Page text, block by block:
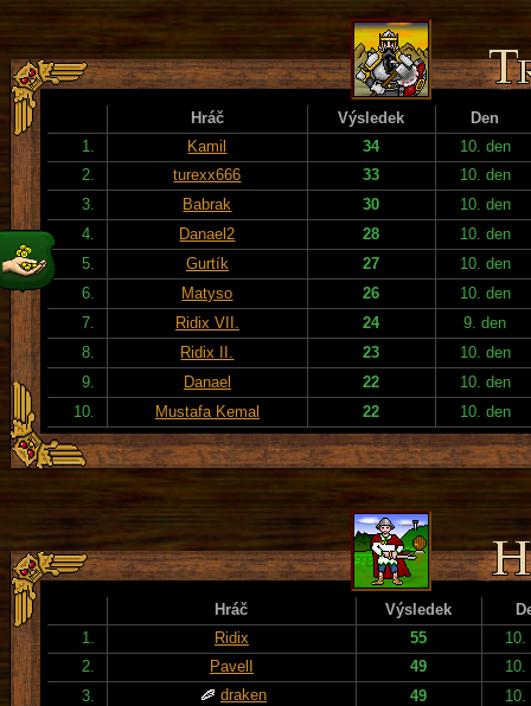
Hráč Výsledek
Den
1.
Kamil 34
10. den
2.
turexx666 33
10. den
3.
Babrak 30
10. den
4.
Danael2 28
10. den
5.
Gurtík 27
10. den
6.
Matyso 26
10. den
7.
Ridix VII. 24
9. den
8.
Ridix II. 23
10. den
9.
Danael 22
10. den
10.
Mustafa Kemal 22 10. den
Hráč Výsledek
1.
Ridix 55
10.
2.
PavelI 49
10.
3.
draken 49
10.